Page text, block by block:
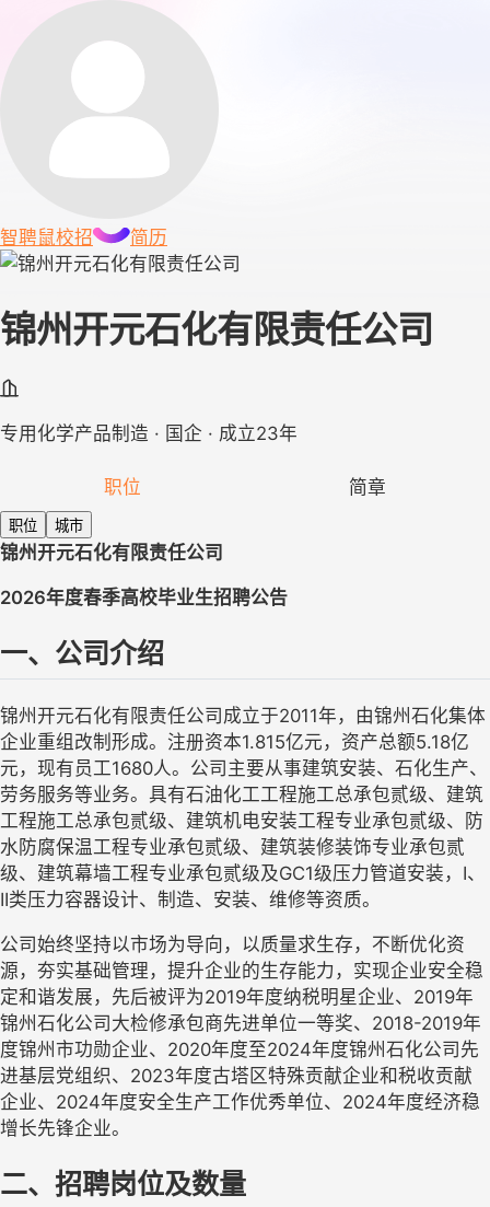
智聘鼠校招 简历
锦州开元石化有限责任公司
专用化学产品制造 · 国企 · 成立23年
职位 简章
职位 城市
锦州开元石化有限责任公司
2026年度春季高校毕业生招聘公告
一、公司介绍
锦州开元石化有限责任公司成立于2011年，由锦州石化集体
企业重组改制形成。注册资本1.815亿元，资产总额5.18亿
元，现有员工1680人。公司主要从事建筑安装、石化生产、
劳务服务等业务。具有石油化工工程施工总承包贰级、建筑
工程施工总承包贰级、建筑机电安装工程专业承包贰级、防
水防腐保温工程专业承包贰级、建筑装修装饰专业承包贰
级、建筑幕墙工程专业承包贰级及GC1级压力管道安装，I、
II类压力容器设计、制造、安装、维修等资质。
公司始终坚持以市场为导向，以质量求生存，不断优化资
源，夯实基础管理，提升企业的生存能力，实现企业安全稳
定和谐发展，先后被评为2019年度纳税明星企业、2019年
锦州石化公司大检修承包商先进单位一等奖、2018-2019年
度锦州市功勋企业、2020年度至2024年度锦州石化公司先
进基层党组织、2023年度古塔区特殊贡献企业和税收贡献
企业、2024年度安全生产工作优秀单位、2024年度经济稳
增长先锋企业。
二、招聘岗位及数量